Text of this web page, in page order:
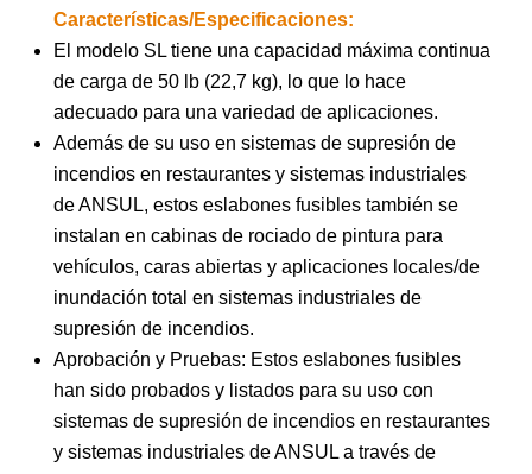
Características/Especificaciones:
El modelo SL tiene una capacidad máxima continua
de carga de 50 lb (22,7 kg), lo que lo hace
adecuado para una variedad de aplicaciones.
Además de su uso en sistemas de supresión de
incendios en restaurantes y sistemas industriales
de ANSUL, estos eslabones fusibles también se
instalan en cabinas de rociado de pintura para
vehículos, caras abiertas y aplicaciones locales/de
inundación total en sistemas industriales de
supresión de incendios.
Aprobación y Pruebas: Estos eslabones fusibles
han sido probados y listados para su uso con
sistemas de supresión de incendios en restaurantes
y sistemas industriales de ANSUL a través de